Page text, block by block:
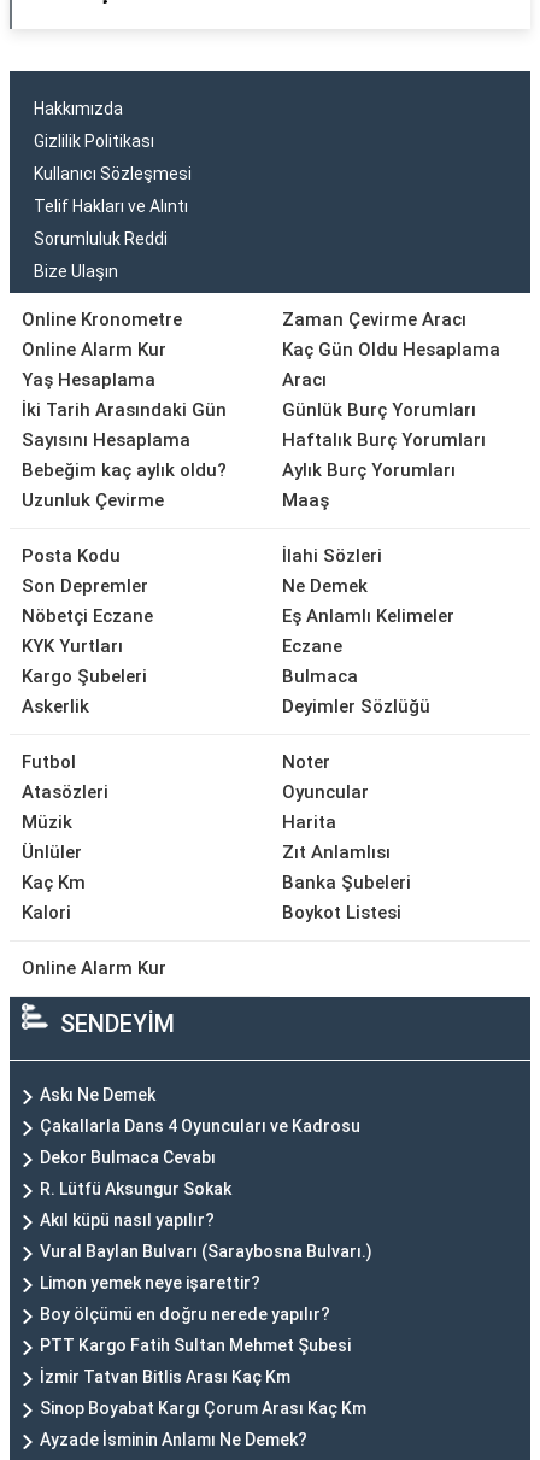
Hakkımızda
Gizlilik Politikası
Kullanıcı Sözleşmesi
Telif Hakları ve Alıntı
Sorumluluk Reddi
Bize Ulaşın
Online Kronometre
Online Alarm Kur
Yaş Hesaplama
İki Tarih Arasındaki Gün
Sayısını Hesaplama
Bebeğim kaç aylık oldu?
Uzunluk Çevirme
Zaman Çevirme Aracı
Kaç Gün Oldu Hesaplama
Aracı
Günlük Burç Yorumları
Haftalık Burç Yorumları
Aylık Burç Yorumları
Maaş
Posta Kodu
Son Depremler
Nöbetçi Eczane
KYK Yurtları
Kargo Şubeleri
Askerlik
İlahi Sözleri
Ne Demek
Eş Anlamlı Kelimeler
Eczane
Bulmaca
Deyimler Sözlüğü
Futbol
Atasözleri
Müzik
Ünlüler
Kaç Km
Kalori
Noter
Oyuncular
Harita
Zıt Anlamlısı
Banka Şubeleri
Boykot Listesi
Online Alarm Kur
SENDEYİM
Askı Ne Demek
Çakallarla Dans 4 Oyuncuları ve Kadrosu
Dekor Bulmaca Cevabı
R. Lütfü Aksungur Sokak
Akıl küpü nasıl yapılır?
Vural Baylan Bulvarı (Saraybosna Bulvarı.)
Limon yemek neye işarettir?
Boy ölçümü en doğru nerede yapılır?
PTT Kargo Fatih Sultan Mehmet Şubesi
İzmir Tatvan Bitlis Arası Kaç Km
Sinop Boyabat Kargı Çorum Arası Kaç Km
Ayzade İsminin Anlamı Ne Demek?